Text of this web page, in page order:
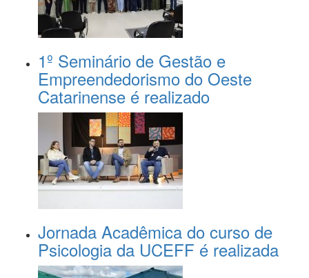
1º Seminário de Gestão e
Empreendedorismo do Oeste
Catarinense é realizado
Jornada Acadêmica do curso de
Psicologia da UCEFF é realizada